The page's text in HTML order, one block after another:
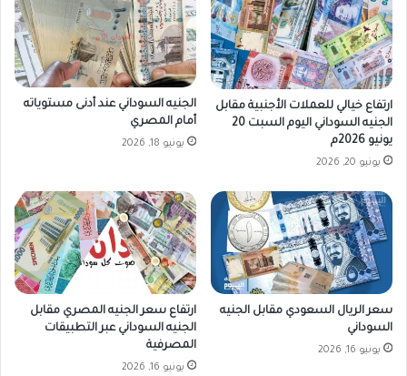
ا
ل
ث
ل
ا
ث
ا
ء
7
ك
و
ص
ر
ي
ة
ب
ا
ن
ت
خ
ب
و
ر
خ
ارتفاع خيالي للعملات الأجنبية مقابل
الجنيه السوداني اليوم السبت 20
يونيو 2026م
يونيو 20, 2026
الجنيه السوداني عند أدنى مستوياته
أمام المصري
يونيو 18, 2026
سعر الريال السعودي مقابل الجنيه
السوداني
يونيو 16, 2026
ارتفاع سعر الجنيه المصري مقابل
الجنيه السوداني عبر التطبيقات
المصرفية
يونيو 16, 2026